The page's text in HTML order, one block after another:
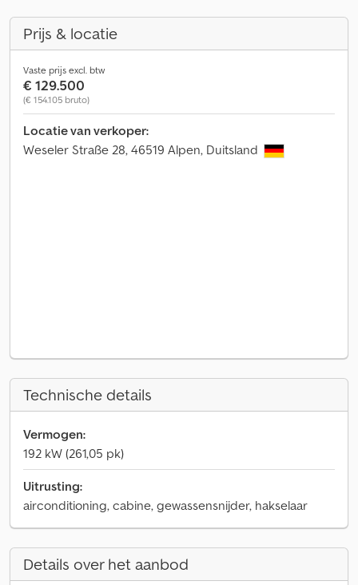
Prijs & locatie
Vaste prijs excl. btw
€ 129.500
(€ 154.105 bruto)
Locatie van verkoper:
Weseler Straße 28, 46519 Alpen, Duitsland
Technische details
Vermogen:
192 kW (261,05 pk)
Uitrusting:
airconditioning, cabine, gewassensnijder, hakselaar
Details over het aanbod